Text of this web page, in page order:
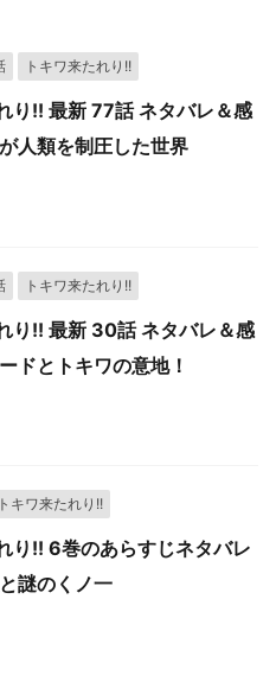
トキワ来たれり!!
り!! 最新 77話 ネタバレ＆感
人類を制圧した世界
トキワ来たれり!!
り!! 最新 30話 ネタバレ＆感
ドとトキワの意地！
トキワ来たれり!!
り!! 6巻のあらすじネタバレ
謎のくノ一